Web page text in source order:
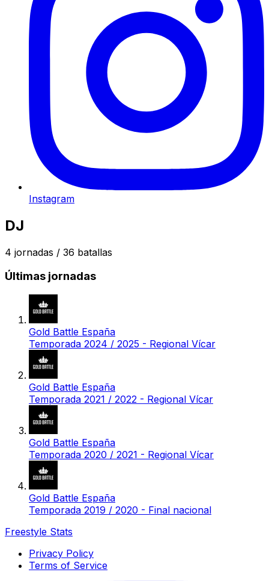
Instagram
DJ
4 jornadas / 36 batallas
Últimas jornadas
Gold Battle España
Temporada 2024 / 2025 - Regional Vícar
Gold Battle España
Temporada 2021 / 2022 - Regional Vícar
Gold Battle España
Temporada 2020 / 2021 - Regional Vícar
Gold Battle España
Temporada 2019 / 2020 - Final nacional
Freestyle Stats
Privacy Policy
Terms of Service